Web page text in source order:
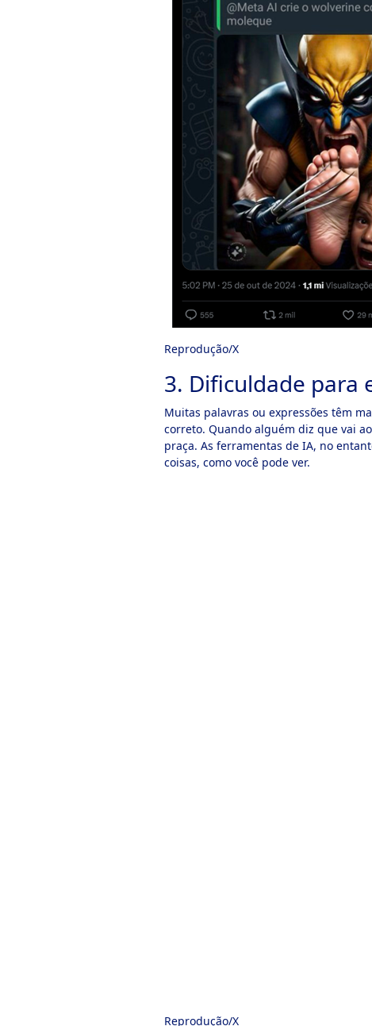
Reprodução/X
3. Dificuldade para
Muitas palavras ou expressões têm
correto. Quando alguém diz que vai
praça. As ferramentas de IA, no
coisas, como você pode ver.
Reprodução/X